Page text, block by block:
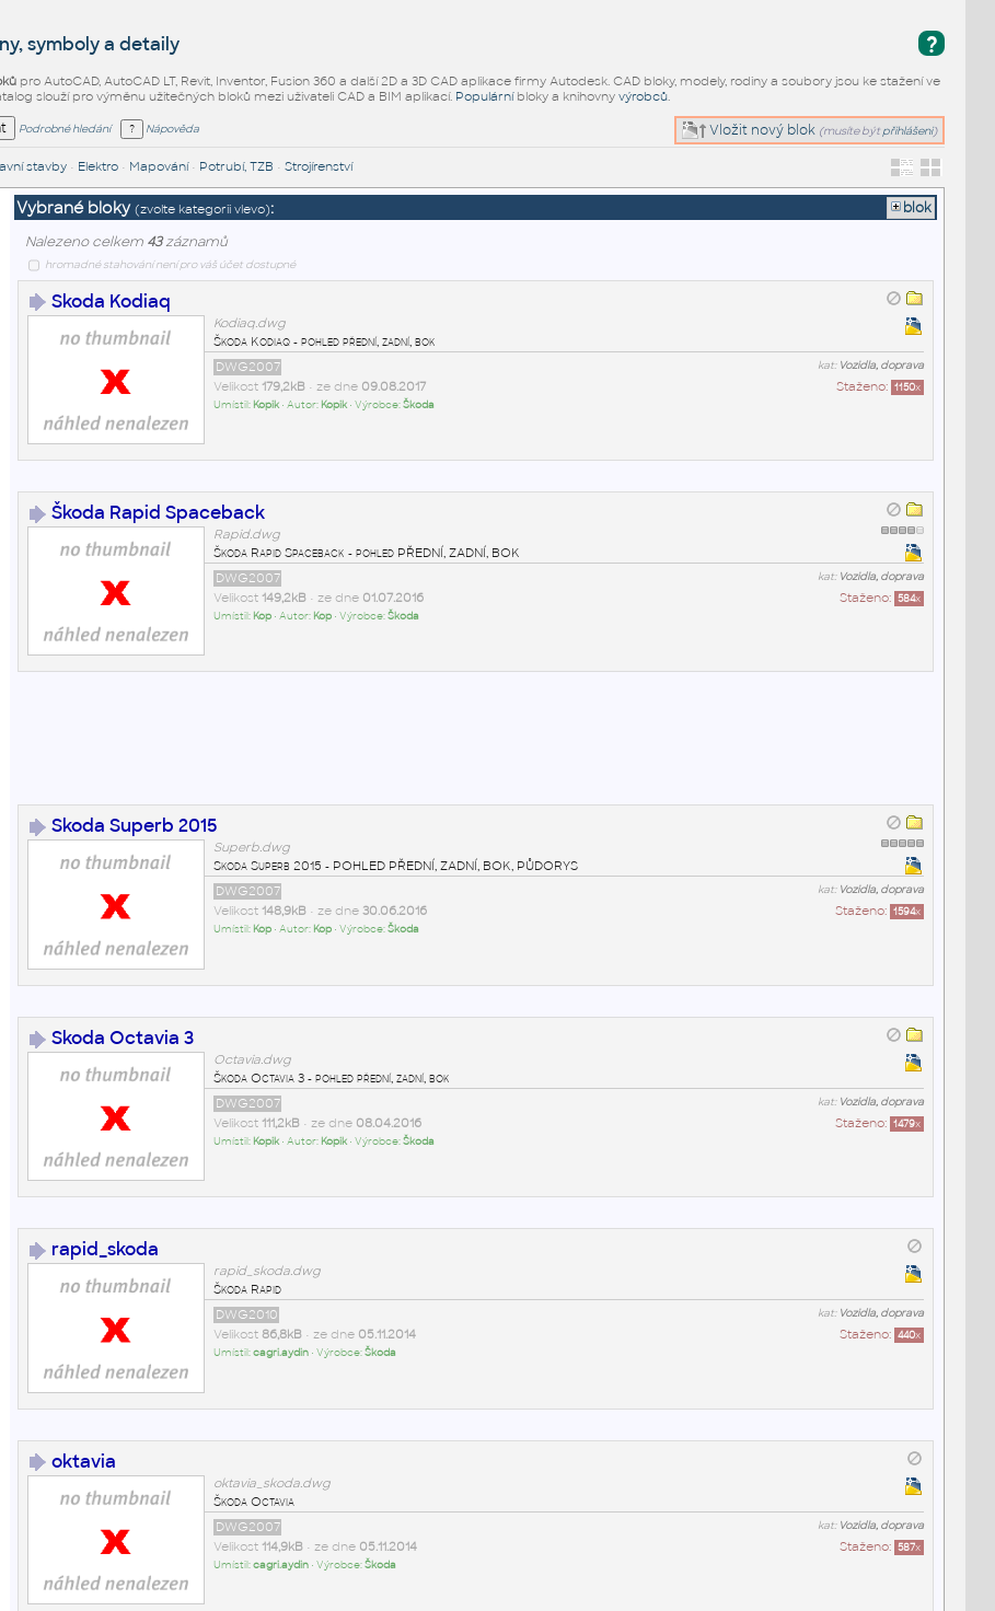
?
symboly a detaily
pro AutoCAD, AutoCAD LT, Revit, Inventor, Fusion 360 a další 2D a 3D CAD aplikace firmy Autodesk. CAD bloky, modely, rodiny a soubory jsou ke stažení ve
slouží pro výměnu užitečných bloků mezi uživateli CAD a BIM aplikací. Populárníbloky a knihovny výrobců.
Vložit nový blok (musíte být přihlášeni)
Podrobné hledání Nápověda
stavby• Elektro• Mapování• Potrubí, TZB • Strojírenství
Vybrané bloky (zvolte kategorii vlevo):
blok
Nalezeno celkem 43záznamů
hromadné stahování není pro váš účet dostupné
Skoda Kodiaq
Kodiaq.dwg
Škoda Kodiaq - pohled přední, zadní, bok
kat: Vozidla, doprava
DWG2007
Staženo: 1150x
Velikost 179,2kB• ze dne 09.08.2017
Umístil: Kopik• Autor: Kopik• Výrobce:Škoda
Škoda Rapid Spaceback
Rapid.dwg
Škoda Rapid Spaceback - pohled PŘEDNÍ, ZADNÍ, BOK
kat: Vozidla, doprava
DWG2007
Staženo: 584x
Velikost 149,2kB• ze dne 01.07.2016
Umístil: Kop• Autor: Kop• Výrobce:Škoda
Skoda Superb 2015
Superb.dwg
Skoda Superb 2015 - POHLED PŘEDNÍ, ZADNÍ, BOK, PŮDORYS
kat: Vozidla, doprava
DWG2007
Staženo: 1594x
Velikost 148,9kB• ze dne 30.06.2016
Umístil: Kop• Autor: Kop• Výrobce:Škoda
Skoda Octavia 3
Octavia.dwg
Škoda Octavia 3 - pohled přední, zadní, bok
kat: Vozidla, doprava
DWG2007
Staženo: 1479x
Velikost 111,2kB• ze dne 08.04.2016
Umístil: Kopik• Autor: Kopik• Výrobce:Škoda
rapid_skoda
rapid_skoda.dwg
Škoda Rapid
kat: Vozidla, doprava
DWG2010
Staženo: 440x
Velikost 86,8kB• ze dne 05.11.2014
Umístil:cagri.aydin• Výrobce:Škoda
oktavia
oktavia_skoda.dwg
Škoda Octavia
kat: Vozidla, doprava
DWG2007
Staženo: 587x
Velikost 114,9kB• ze dne 05.11.2014
Umístil:cagri.aydin• Výrobce:Škoda